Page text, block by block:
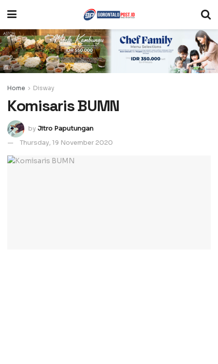
Home Disway
Komisaris BUMN
byJitro Paputungan
Thursday, 19 November 2020